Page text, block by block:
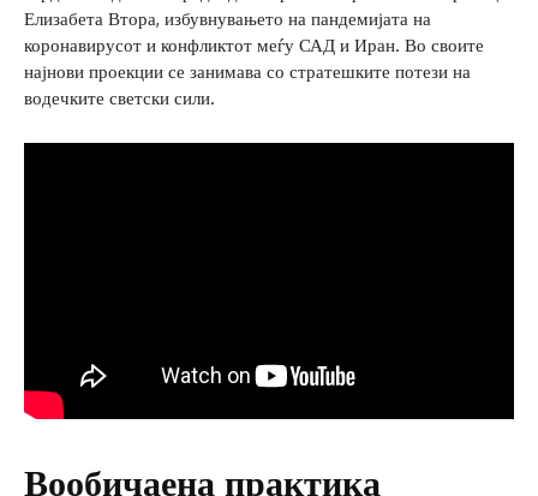
Елизабета Втора, избувнувањето на пандемијата на
коронавирусот и конфликтот меѓу САД и Иран. Во своите
најнови проекции се занимава со стратешките потези на
водечките светски сили.
Вообичаена практика